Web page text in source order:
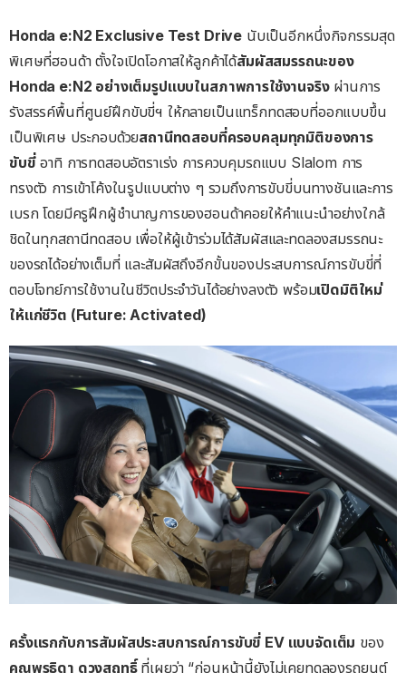
Honda e:N2 Exclusive Test Drive นับเป็นอีกหนึ่งกิจกรรมสุด
พิเศษที่ฮอนด้า ตั้งใจเปิดโอกาสให้ลูกค้าได้สัมผัสสมรรถนะของ
Honda e:N2 อย่างเต็มรูปแบบในสภาพการใช้งานจริงผ่านการ
รังสรรค์พื้นที่ศูนย์ฝึกขับขี่ฯ ให้กลายเป็นแทร็กทดสอบที่ออกแบบขึ้น
เป็นพิเศษ ประกอบด้วยสถานีทดสอบที่ครอบคลุมทุกมิติของการ
ขับขี่อาทิ การทดสอบอัตราเร่ง การควบคุมรถแบบ Slalom การ
ทรงตัว การเข้าโค้งในรูปแบบต่าง ๆ รวมถึงการขับขี่บนทางชันและการ
เบรก โดยมีครูฝึกผู้ชำนาญการของฮอนด้าคอยให้คำแนะนำอย่างใกล้
ชิดในทุกสถานีทดสอบ เพื่อให้ผู้เข้าร่วมได้สัมผัสและทดลองสมรรถนะ
ของรถได้อย่างเต็มที่ และสัมผัสถึงอีกขั้นของประสบการณ์การขับขี่ที่
ตอบโจทย์การใช้งานในชีวิตประจำวันได้อย่างลงตัว พร้อมเปิดมิติใหม่
ให้แก่ชีวิต (Future: Activated)
ครั้งแรกกับการสัมผัสประสบการณ์การขับขี่ EV แบบจัดเต็ม ของ
คุณพรธิดา ดวงสุฤทธิ์ ที่เผยว่า “ก่อนหน้านี้ยังไม่เคยทดลองรถยนต์